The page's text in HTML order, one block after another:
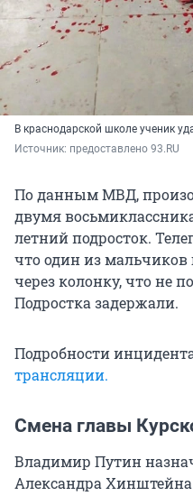
В краснодарской школе ученик
Источник: предоставлено 93.RU
По данным МВД,
двумя
летний подросток.
что один из
через колонку, что не
Подростка задержали.
Подробности
трансляции.
Смена главы
Владимир Путин
Александра Хинштейна